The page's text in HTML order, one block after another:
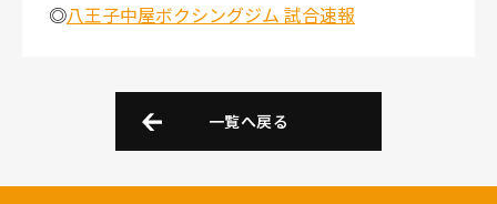
◎八王子中屋ボクシングジム 試合速報
一覧へ戻る